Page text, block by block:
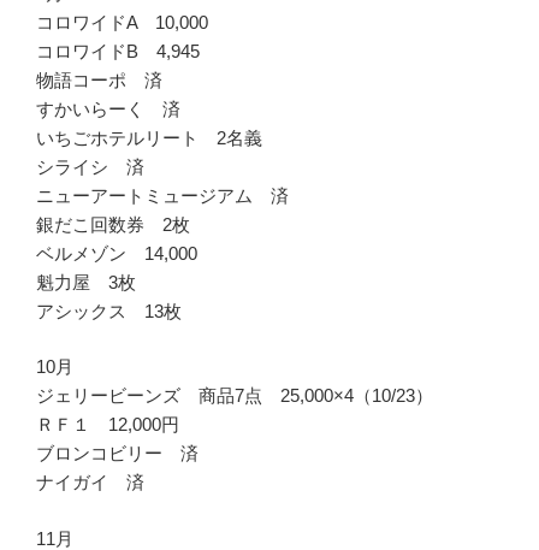
コロワイドA 10,000
コロワイドB 4,945
物語コーポ 済
すかいらーく 済
いちごホテルリート 2名義
シライシ 済
ニューアートミュージアム 済
銀だこ回数券 2枚
ベルメゾン 14,000
魁力屋 3枚
アシックス 13枚
10月
ジェリービーンズ 商品7点 25,000×4（10/23）
ＲＦ１ 12,000円
ブロンコビリー 済
ナイガイ 済
11月